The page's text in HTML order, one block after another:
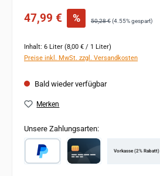
Verkaufspreis:
47,99 € % Regulärer Preis:
50,28 €(4.55% gespart)
Inhalt: 6 Liter (8,00 € / 1 Liter)
Preise inkl. MwSt. zzgl. Versandkosten
Bald wieder verfügbar
Merken
Unsere Zahlungsarten:
Vorkasse (2% Rabatt)